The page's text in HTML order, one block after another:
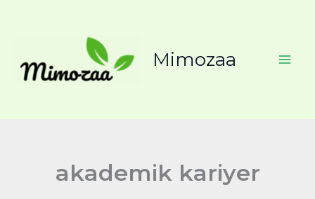
Mimozaa
akademik kariyer